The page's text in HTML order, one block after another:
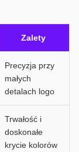
Zalety
Precyzja przy
małych
detalach logo
Trwałość i
doskonałe
krycie kolorów